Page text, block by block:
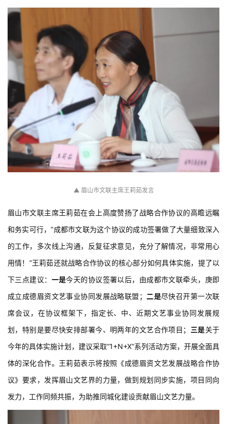
▲ 眉山市文联主席王莉茹发言
眉山市文联主席王莉茹在会上高度赞扬了战略合作协议的高瞻远瞩
和务实可行，“成都市文联为这个协议的成功签署做了大量细致深入
的工作，多次线上沟通，反复征求意见，充分了解情况，非常用心
用情！”王莉茹还就战略合作协议的核心部分如何具体实施，提了以
下三点建议： 一是今天的协议签署以后，由成都市文联牵头，庚即
成立成德眉资文艺事业协同发展战略联盟；
二是尽快召开第一次联
席会议，在协议框架下，指定长、中、近期文艺事业协同发展规
划，特别是要尽快安排部署今、明两年的文艺合作项目；
三是关于
今年的具体实施计划，建议采取“1+N+X”系列活动方案，开展全面具
体的深化合作。 王莉茹表示将按照 《成德眉资文艺发展战略合作协
议》要求，发挥眉山文艺界的力量，做到规划同步实施，项目同向
发力，工作同频共振，为助推同城化建设贡献眉山文艺力量。